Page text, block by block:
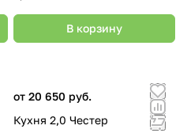
В корзину
от 20 650 руб.
Кухня 2,0 Честер